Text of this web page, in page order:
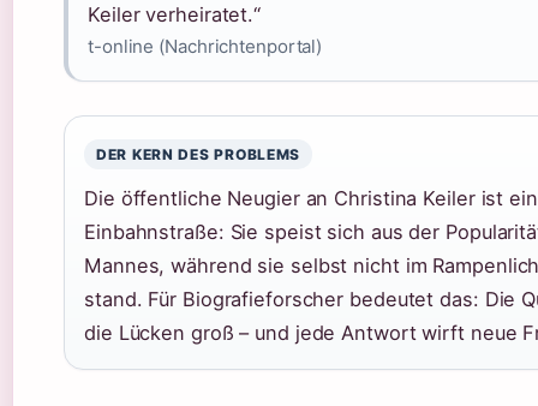
Keiler verheiratet.“
t-online (Nachrichtenportal)
DER KERN DES PROBLEMS
Die öffentliche Neugier an Christina Keiler ist
Einbahnstraße: Sie speist sich aus der
Mannes, während sie selbst nicht im
stand. Für Biografieforscher bedeutet das: Die
die Lücken groß – und jede Antwort wirft neue